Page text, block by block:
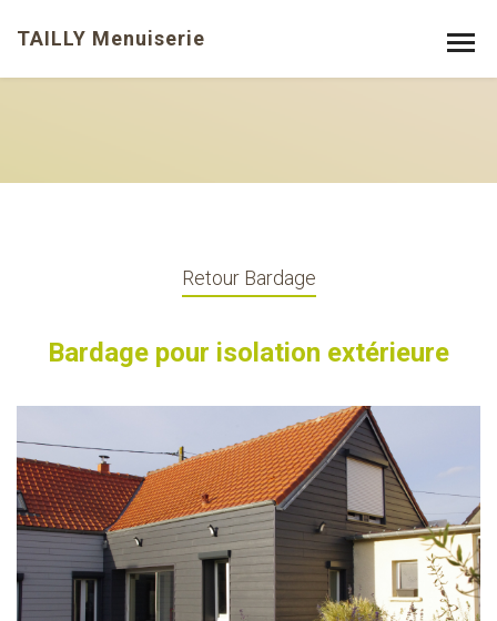
TAILLY Menuiserie
Retour Bardage
Bardage pour isolation extérieure